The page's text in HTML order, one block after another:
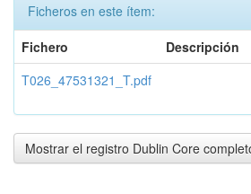
Ficheros en este ítem:
Fichero
Descripción
T026_47531321_T.pdf
Mostrar el registro Dublin Core